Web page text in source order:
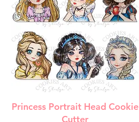
Vista rápida
Princess Portrait Head Cookie
Cutter